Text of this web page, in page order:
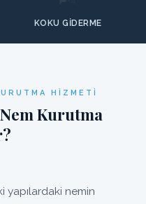
KOKU GIDERME
HIZMETI
Kurutma
yapılardaki nemin